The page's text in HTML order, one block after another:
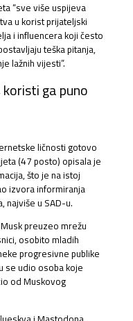
“sve više uspijeva
u korist prijateljski
i influencera koji često
teška pitanja,
lažnih vijesti”.
koristi ga puno
ličnosti gotovo
(47 posto) opisala je
što je na istoj
izvora informiranja
najviše u SAD-u.
preuzeo mrežu
osobito mladih
progresivne publike
se udio osoba koje
od Muskovog